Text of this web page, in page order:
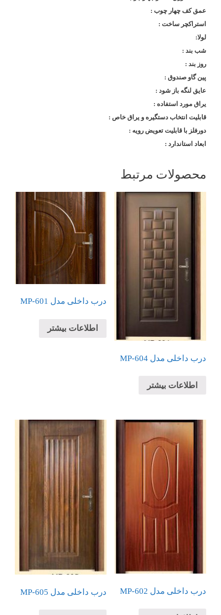
عمق کف چهار چوب :
استراکچر ساخت :
لولا:
شب بند :
روز بند :
پین گاو صندوق :
عایق لنگه باز شود :
یراق مورد استفاده :
قابلیت انتخاب دستگیره و یراق خاص :
دورفلز با قابلیت تعویض رویه :
ابعاد استاندارد :
محصولات مرتبط
درب داخلی مدل MP-604
اطلاعات بیشتر
درب داخلی مدل MP-601
اطلاعات بیشتر
درب داخلی مدل MP-602 درب داخلی مدل MP-605